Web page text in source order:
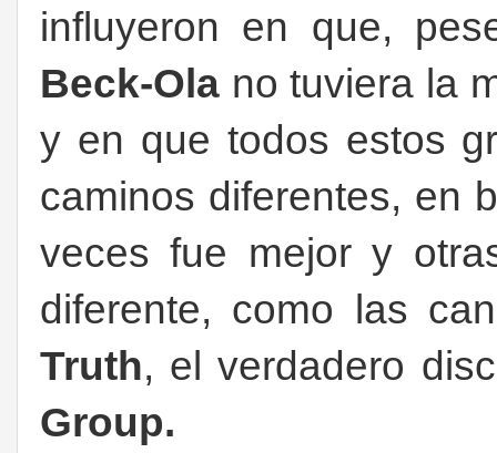
influyeron en que,
Beck-Ola no tuviera la
y en que todos estos
caminos diferentes, en
veces fue mejor y
diferente, como las
Truth, el verdadero
Group.